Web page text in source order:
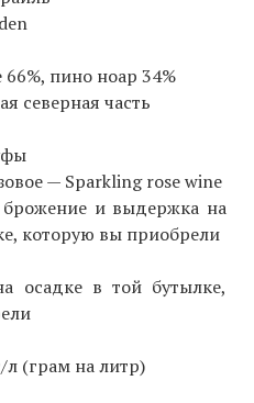
пино ноар 34%
северная часть
— Sparkling rose wine
брожение и выдержка на
которую вы приобрели
осадке в той бутылке,
л (грам на литр)